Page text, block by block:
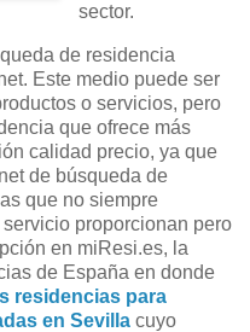
sector.
de residencia
Este medio puede ser
o servicios, pero
que ofrece más
calidad precio, ya que
de búsqueda de
que no siempre
proporcionan pero
en miResi.es, la
de España en donde
residencias para
en Sevilla cuyo